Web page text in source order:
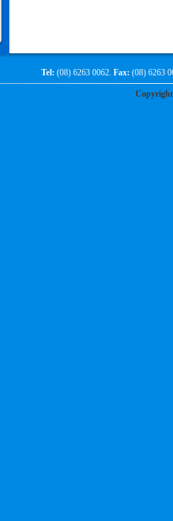
Tel: (08) 6263 0062. Fax: (08) 6263